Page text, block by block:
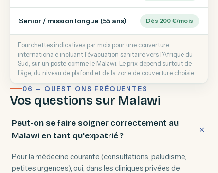
Senior / mission longue (55 ans) Dès 200 €/mois
Fourchettes indicatives par mois pour une couverture
internationale incluant l'évacuation sanitaire vers l'Afrique du
Sud, sur un poste comme le Malawi. Le prix dépend surtout de
l'âge, du niveau de plafond et de la zone de couverture choisie.
06 — QUESTIONS FRÉQUENTES
Vos questions sur Malawi
Peut-on se faire soigner correctement au
Malawi en tant qu'expatrié ?
Pour la médecine courante (consultations, paludisme,
petites urgences), oui, dans les cliniques privées de